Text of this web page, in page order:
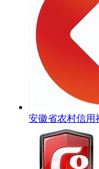
安徽省农村信用